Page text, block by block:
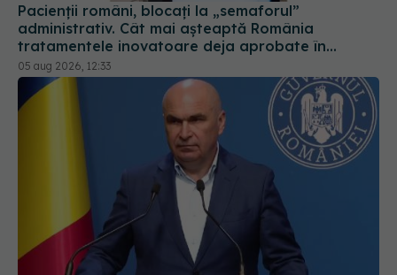
Pacienții români, blocați la „semaforul”
administrativ. Cât mai așteaptă România
tratamentele inovatoare deja aprobate în
Europa
05 aug 2026, 12:33